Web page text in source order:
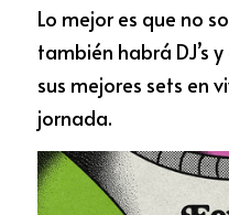
Lo mejor es que no
también habrá DJ’s
sus mejores sets en
jornada.